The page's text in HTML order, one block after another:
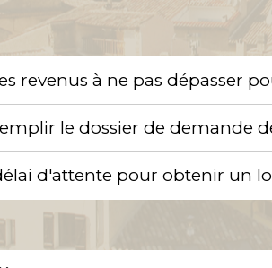
revenus à ne pas dépasser
le dossier de demande
d'attente pour obtenir un